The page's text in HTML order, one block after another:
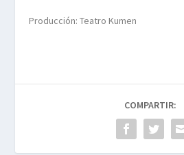
Producción: Teatro Kumen
COMPARTIR: